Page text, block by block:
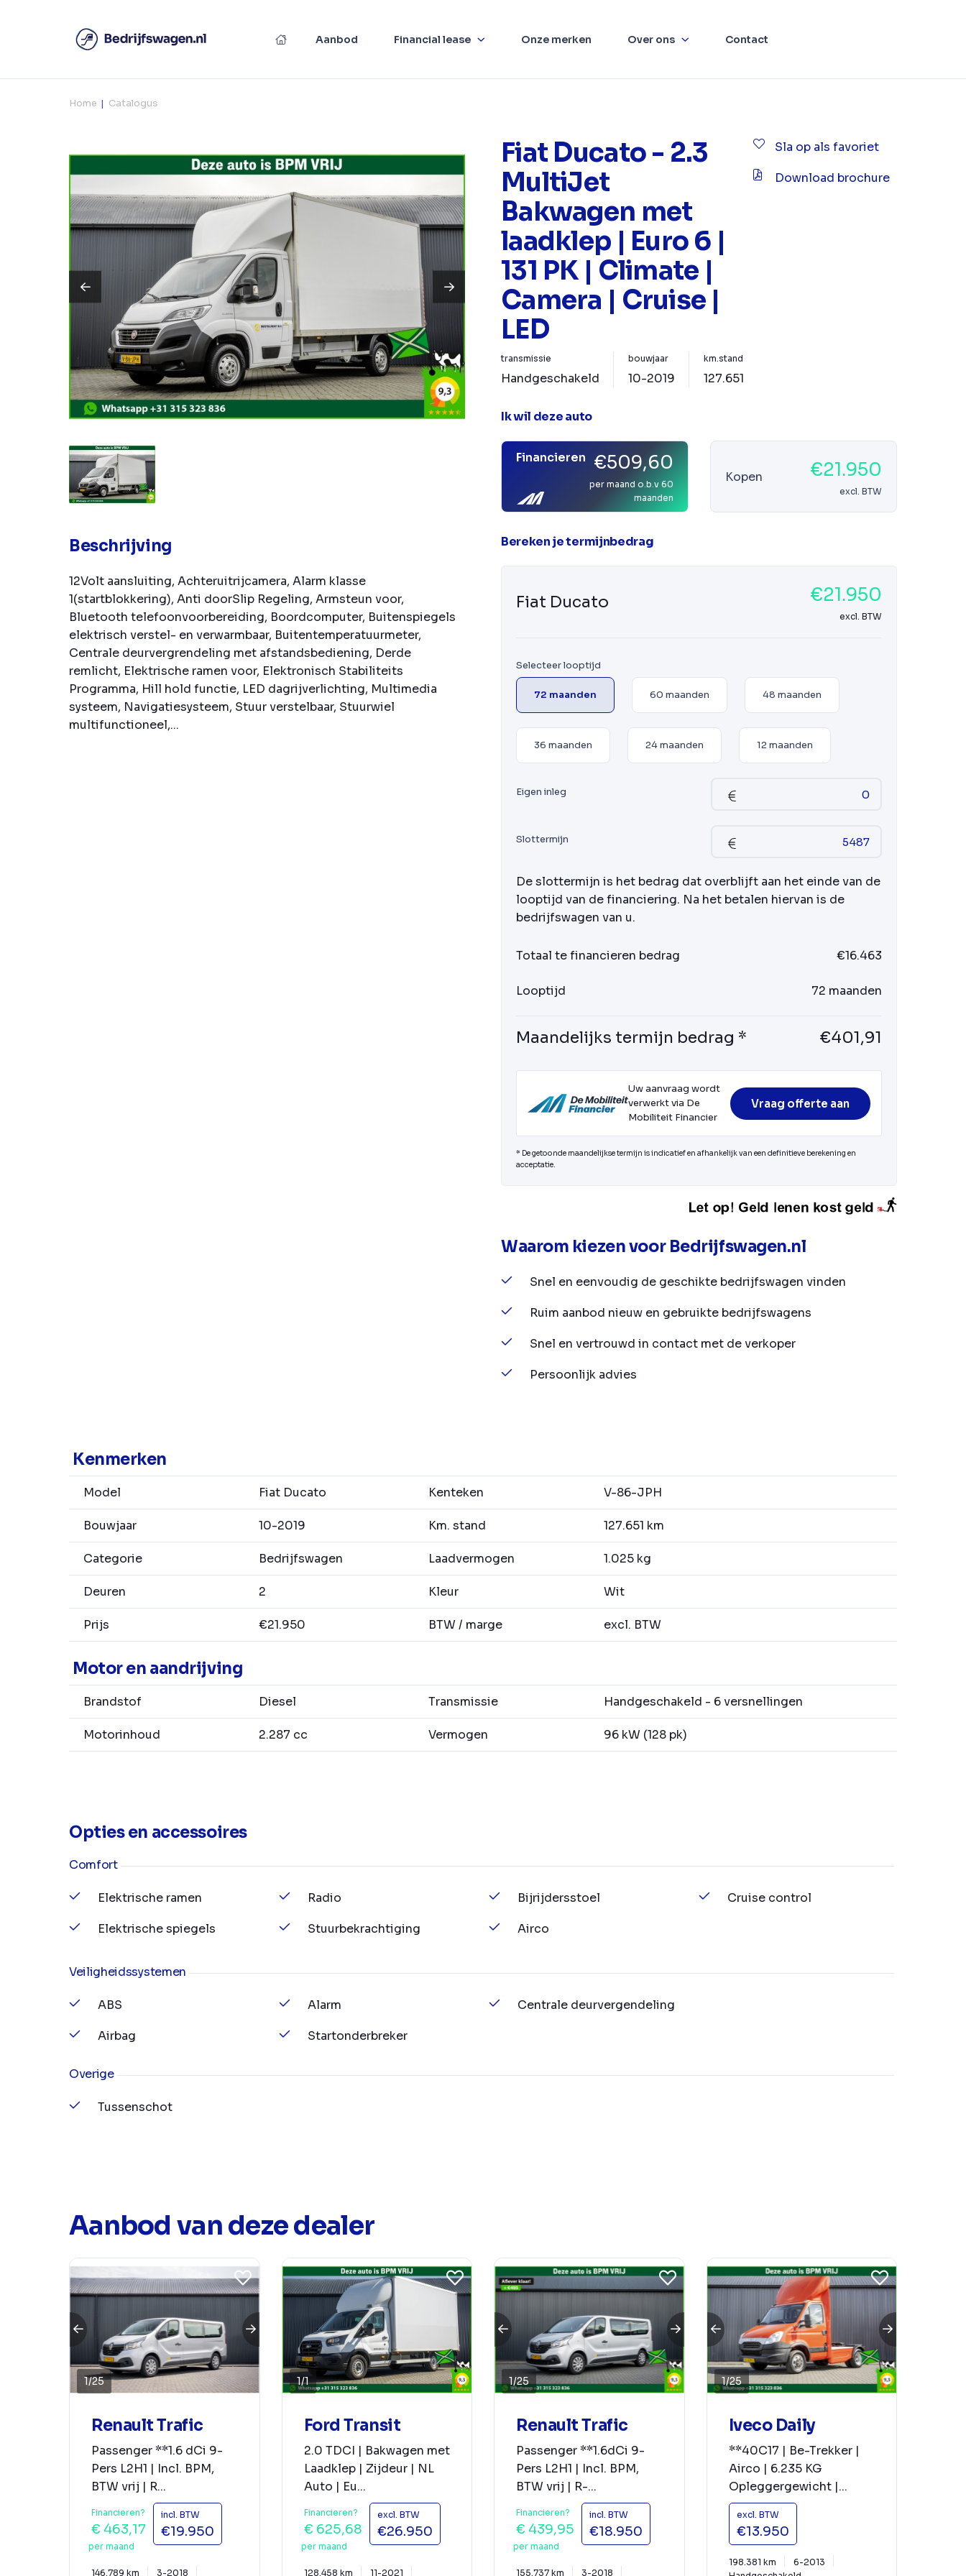
Aanbod Financial lease Onze merken Over ons Contact
Home Catalogus
Beschrijving
12Volt aansluiting, Achteruitrijcamera, Alarm klasse
1(startblokkering), Anti doorSlip Regeling, Armsteun voor,
Bluetooth telefoonvoorbereiding, Boordcomputer, Buitenspiegels
elektrisch verstel- en verwarmbaar, Buitentemperatuurmeter,
Centrale deurvergrendeling met afstandsbediening, Derde
remlicht, Elektrische ramen voor, Elektronisch Stabiliteits
Programma, Hill hold functie, LED dagrijverlichting, Multimedia
systeem, Navigatiesysteem, Stuur verstelbaar, Stuurwiel
multifunctioneel,...
Fiat Ducato - 2.3
MultiJet
Bakwagen met
laadklep | Euro 6 |
131 PK | Climate |
Camera | Cruise |
LED
Sla op als favoriet
Download brochure
transmissie
Handgeschakeld
bouwjaar
10-2019
km.stand
127.651
Ik wil deze auto
Financieren €509,60
per maand o.b.v 60
maanden
Kopen €21.950
excl. BTW
Bereken je termijnbedrag
Fiat Ducato €21.950
excl. BTW
Selecteer looptijd
72 maanden 60 maanden 48 maanden
36 maanden 24 maanden 12 maanden
Eigen inleg
Slottermijn
De slottermijn is het bedrag dat overblijft aan het einde van de
looptijd van de financiering. Na het betalen hiervan is de
bedrijfswagen van u.
Totaal te financieren bedrag €16.463
Looptijd 72 maanden
Maandelijks termijn bedrag * €401,91
Uw aanvraag wordt
verwerkt via De
Mobiliteit Financier
Vraag offerte aan
* De getoonde maandelijkse termijn is indicatief en afhankelijk van een definitieve berekening en
acceptatie.
Waarom kiezen voor Bedrijfswagen.nl
Snel en eenvoudig de geschikte bedrijfswagen vinden
Ruim aanbod nieuw en gebruikte bedrijfswagens
Snel en vertrouwd in contact met de verkoper
Persoonlijk advies
Kenmerken
Model Fiat Ducato Kenteken V-86-JPH
Bouwjaar 10-2019 Km. stand 127.651 km
Categorie Bedrijfswagen Laadvermogen 1.025 kg
Deuren 2 Kleur Wit
Prijs €21.950 BTW / marge excl. BTW
Motor en aandrijving
Brandstof Diesel Transmissie Handgeschakeld - 6 versnellingen
Motorinhoud 2.287 cc Vermogen 96 kW (128 pk)
Opties en accessoires
Comfort
Elektrische ramen
Elektrische spiegels
Radio
Stuurbekrachtiging
Bijrijdersstoel
Airco
Cruise control
Veiligheidssystemen
ABS
Airbag
Alarm
Startonderbreker
Centrale deurvergendeling
Overige
Tussenschot
Aanbod van deze dealer
1/25
Renault Trafic
Passenger **1.6 dCi 9-
Pers L2H1 | Incl. BPM,
BTW vrij | R...
Financieren?
€ 463,17
per maand
incl. BTW
€19.950
146.789 km 3-2018
1/1
Ford Transit
2.0 TDCI | Bakwagen met
Laadklep | Zijdeur | NL
Auto | Eu...
Financieren?
€ 625,68
per maand
excl. BTW
€26.950
128.458 km 11-2021
1/25
Renault Trafic
Passenger **1.6dCi 9-
Pers L2H1 | Incl. BPM,
BTW vrij | R-...
Financieren?
€ 439,95
per maand
incl. BTW
€18.950
155.737 km 3-2018
1/25
Iveco Daily
**40C17 | Be-Trekker |
Airco | 6.235 KG
Opleggergewicht |...
excl. BTW
€13.950
198.381 km
6-2013